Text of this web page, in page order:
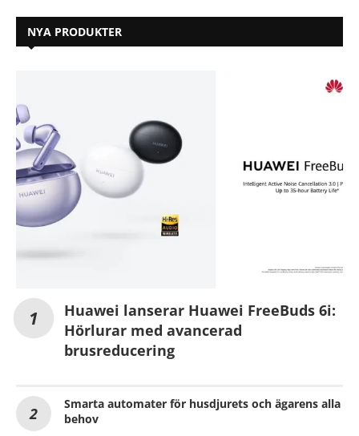
NYA PRODUKTER
Huawei lanserar Huawei FreeBuds 6i:
Hörlurar med avancerad
brusreducering
Smarta automater för husdjurets och ägarens alla
behov